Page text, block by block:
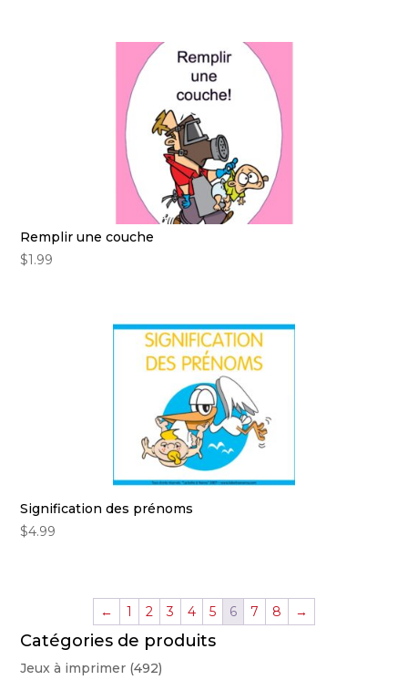
Remplir une couche
$1.99
Signification des prénoms
$4.99
← 1 2 3 4 5 6 7 8 →
Catégories de produits
Jeux à imprimer (492)